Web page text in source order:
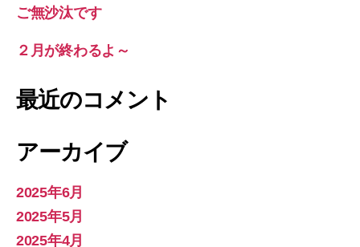
ご無沙汰です
２月が終わるよ～
最近のコメント
アーカイブ
2025年6月
2025年5月
2025年4月